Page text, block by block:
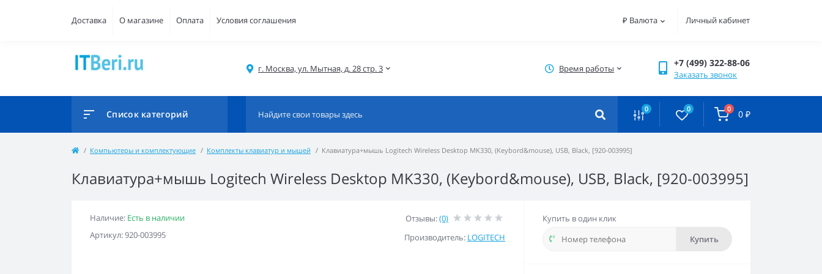
Доставка О магазине Оплата Условия соглашения ₽ Валюта Личный кабинет
г. Москва, ул. Мытная, д. 28 стр. 3 Время работы +7 (499) 322-88-06
Заказать звонок
Список категорий 0 0 0 0 ₽
Компьютеры и комплектующие Комплекты клавиатур и мышей Клавиатура+мышь Logitech Wireless Desktop MK330, (Keybord&mouse), USB, Black, [920-003995]
Клавиатура+мышь Logitech Wireless Desktop MK330, (Keybord&mouse), USB, Black, [920-003995]
Наличие: Есть в наличии
Артикул: 920-003995
Отзывы:(0)
Производитель: LOGITECH
Купить в один клик
Купить